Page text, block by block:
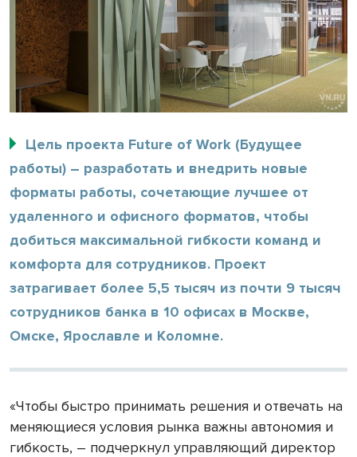
Цель проекта Future of Work (Будущее
работы) – разработать и внедрить новые
форматы работы, сочетающие лучшее от
удаленного и офисного форматов, чтобы
добиться максимальной гибкости команд и
комфорта для сотрудников. Проект
затрагивает более 5,5 тысяч из почти 9 тысяч
сотрудников банка в 10 офисах в Москве,
Омске, Ярославле и Коломне.
«Чтобы быстро принимать решения и отвечать на
меняющиеся условия рынка важны автономия и
гибкость, – подчеркнул управляющий директор